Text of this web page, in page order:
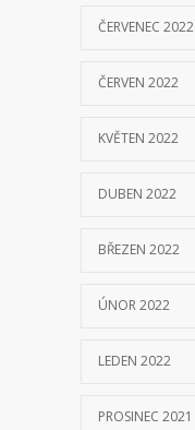
ČERVENEC 2022
ČERVEN 2022
KVĚTEN 2022
DUBEN 2022
BŘEZEN 2022
ÚNOR 2022
LEDEN 2022
PROSINEC 2021